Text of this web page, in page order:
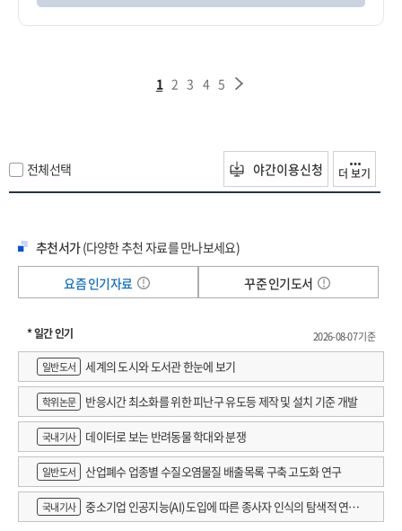
1 2 3 4 5
전체선택 야간이용신청 더 보기
추천서가(다양한 추천 자료를 만나보세요)
요즘 인기자료
꾸준 인기도서
* 일간 인기
2026-08-07 기준
일반도서
세계의 도시와 도서관 한눈에 보기
학위논문 반응시간 최소화를 위한 피난구 유도등 제작 및 설치 기준 개발
국내기사 데이터로 보는 반려동물 학대와 분쟁
일반도서 산업폐수 업종별 수질오염물질 배출목록 구축 고도화 연구
국내기사
중소기업 인공지능(AI) 도입에 따른 종사자 인식의 탐색적 연구 :